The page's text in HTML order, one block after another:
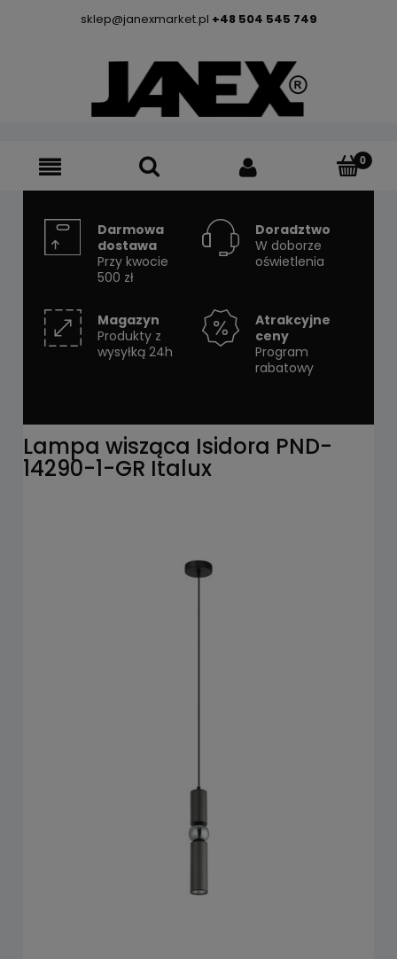
sklep@janexmarket.pl +48 504 545 749
Darmowa
dostawa
Przy kwocie
500 zł
Doradztwo
W doborze
oświetlenia
Magazyn
Produkty z
wysyłką 24h
Atrakcyjne
ceny
Program
rabatowy
Lampa wisząca Isidora PND-
14290-1-GR Italux